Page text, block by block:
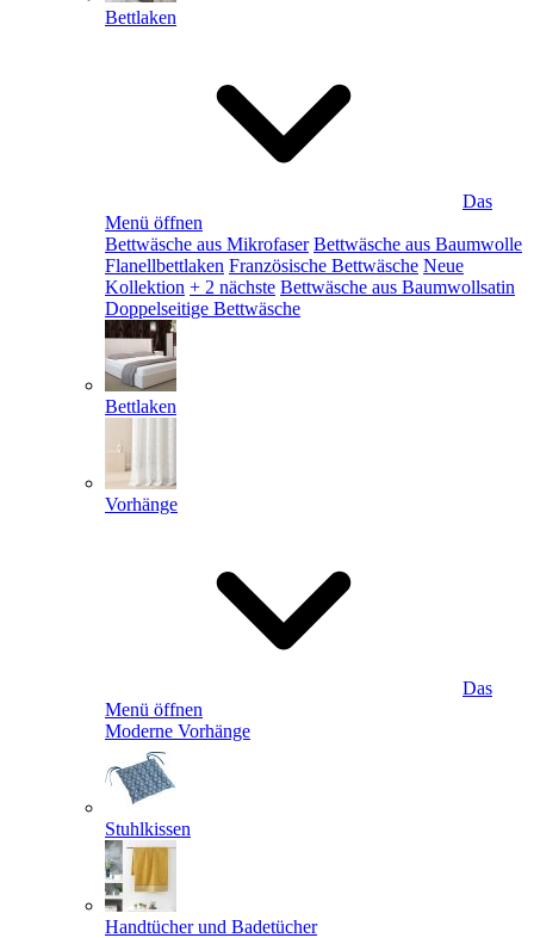
Bettlaken
Das
Menü öffnen
Bettwäsche aus Mikrofaser Bettwäsche aus Baumwolle
Flanellbettlaken Französische Bettwäsche Neue
Kollektion + 2 nächste Bettwäsche aus Baumwollsatin
Doppelseitige Bettwäsche
Bettlaken
Vorhänge
Das
Menü öffnen
Moderne Vorhänge
Stuhlkissen
Handtücher und Badetücher